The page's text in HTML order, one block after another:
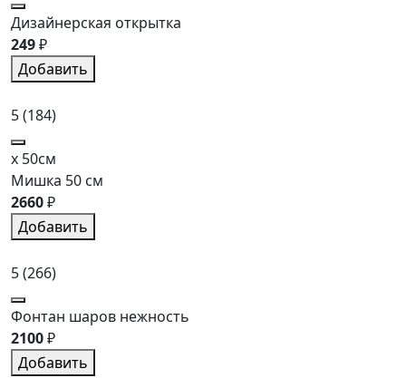
Дизайнерская открытка
249₽
Добавить
5(184)
x 50см
Мишка 50 см
2660₽
Добавить
5(266)
Фонтан шаров нежность
2100₽
Добавить